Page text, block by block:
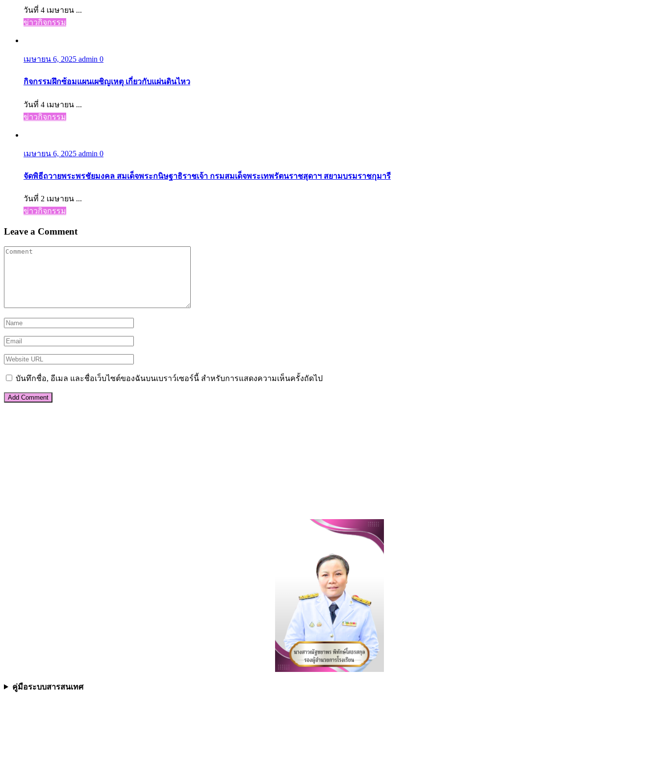
วันที่ 4 เมษายน ...
ข่าวกิจกรรม
เมษายน 6, 2025 admin 0
กิจกรรมฝึกซ้อมแผนเผชิญเหตุ เกี่ยวกับแผ่นดินไหว
วันที่ 4 เมษายน ...
ข่าวกิจกรรม
เมษายน 6, 2025 admin 0
จัดพิธีถวายพระพรชัยมงคล สมเด็จพระกนิษฐาธิราชเจ้า กรมสมเด็จพระเทพรัตนราชสุดาฯ สยามบรมราชกุมารี
วันที่ 2 เมษายน ...
ข่าวกิจกรรม
Leave a Comment
บันทึกชื่อ, อีเมล และชื่อเว็บไซต์ของฉันบนเบราว์เซอร์นี้ สำหรับการแสดงความเห็นครั้งถัดไป
คู่มือระบบสารสนเทศ